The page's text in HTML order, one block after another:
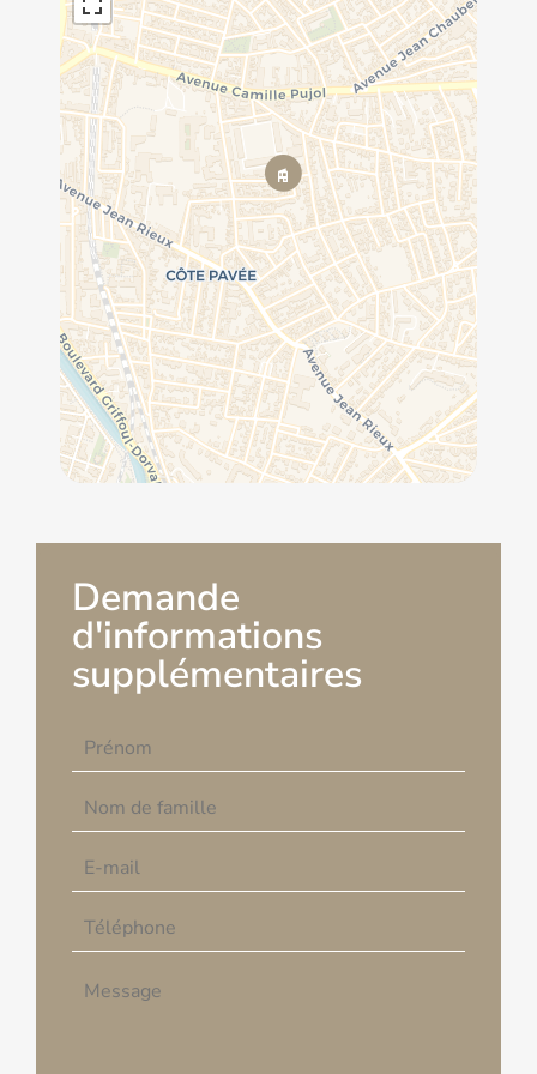
Demande
d'informations
supplémentaires